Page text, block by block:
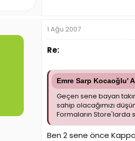
1 Ağu 2007
Re:
Emre Sarp Kocaoğlu'
Geçen sene bayan
sahip olacağımızı
Formaların Store'larda
Ben 2 sene önce